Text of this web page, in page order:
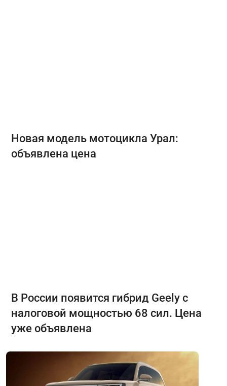
Новая модель мотоцикла Урал:
объявлена цена
В России появится гибрид Geely с
налоговой мощностью 68 сил. Цена
уже объявлена